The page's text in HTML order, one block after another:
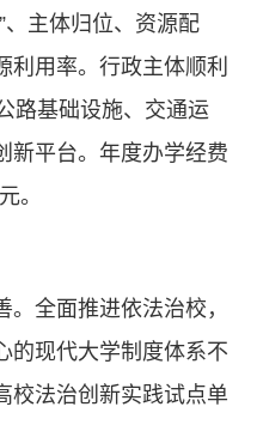
、主体归位、资源配
利用率。行政主体顺利
路基础设施、交通运
新平台。年度办学经费
。
全面推进依法治校，
的现代大学制度体系不
校法治创新实践试点单